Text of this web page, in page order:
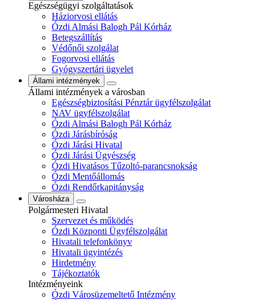
Egészségügyi szolgáltatások
Háziorvosi ellátás
Ózdi Almási Balogh Pál Kórház
Betegszállítás
Védőnői szolgálat
Fogorvosi ellátás
Gyógyszertári ügyelet
Állami intézmények
Állami intézmények a városban
Egészségbiztosítási Pénztár ügyfélszolgálat
NAV ügyfélszolgálat
Ózdi Almási Balogh Pál Kórház
Ózdi Járásbíróság
Ózdi Járási Hivatal
Ózdi Járási Ügyészség
Ózdi Hivatásos Tűzoltó-parancsnokság
Ózdi Mentőállomás
Ózdi Rendőrkapitányság
Városháza
Polgármesteri Hivatal
Szervezet és működés
Ózdi Központi Ügyfélszolgálat
Hivatali telefonkönyv
Hivatali ügyintézés
Hirdetmény
Tájékoztatók
Intézményeink
Ózdi Városüzemeltető Intézmény